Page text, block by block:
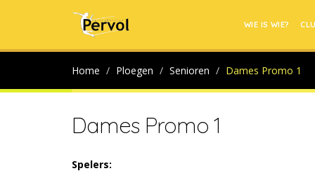
WIE IS WIE?
Home Ploegen Senioren Dames Promo 1
Dames Promo 1
Spelers: